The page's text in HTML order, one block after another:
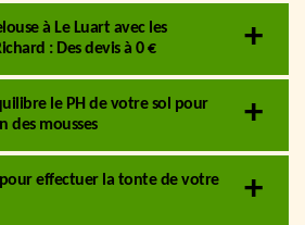
à Le Luart avec les
: Des devis à 0 €
le PH de votre sol pour
des mousses
pour effectuer la tonte de votre